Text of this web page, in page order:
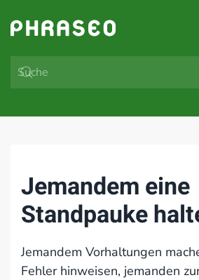
Zum Hauptinhalt springen
Jemandem eine
Standpauke
Jemandem Vorhaltungen
Fehler hinweisen, jemanden